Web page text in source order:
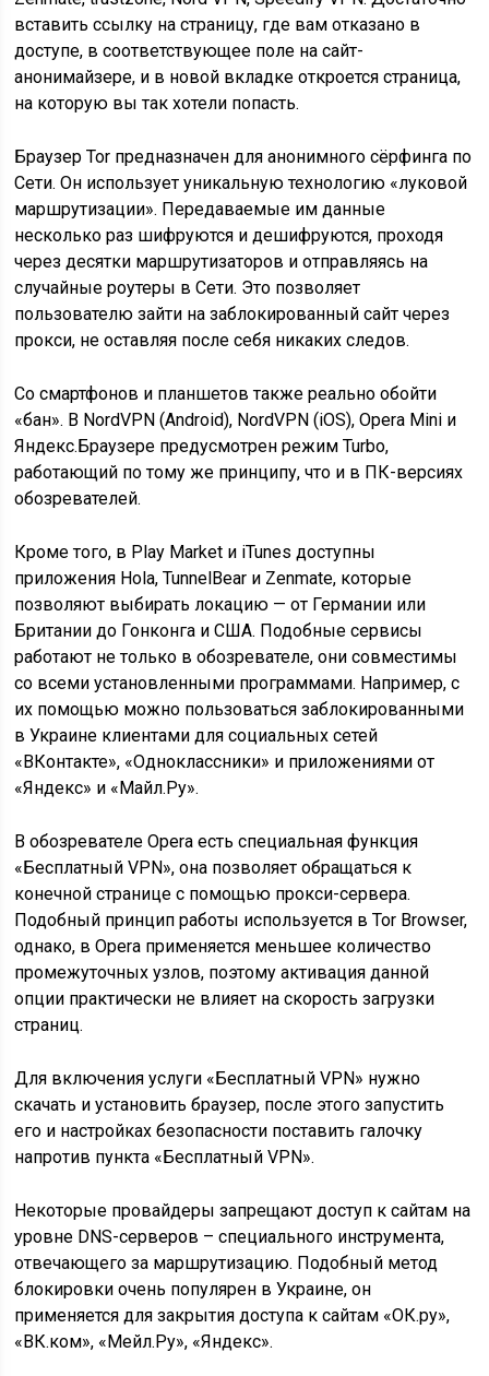
вставить ссылку на страницу, где вам отказано в
доступе, в соответствующее поле на сайт-
анонимайзере, и в новой вкладке откроется страница,
на которую вы так хотели попасть.
Браузер Tor предназначен для анонимного сёрфинга по
Сети. Он использует уникальную технологию «луковой
маршрутизации». Передаваемые им данные
несколько раз шифруются и дешифруются, проходя
через десятки маршрутизаторов и отправляясь на
случайные роутеры в Сети. Это позволяет
пользователю зайти на заблокированный сайт через
прокси, не оставляя после себя никаких следов.
Со смартфонов и планшетов также реально обойти
«бан». В NordVPN (Android), NordVPN (iOS), Opera Mini и
Яндекс.Браузере предусмотрен режим Turbo,
работающий по тому же принципу, что и в ПК-версиях
обозревателей.
Кроме того, в Play Market и iTunes доступны
приложения Hola, TunnelBear и Zenmate, которые
позволяют выбирать локацию — от Германии или
Британии до Гонконга и США. Подобные сервисы
работают не только в обозревателе, они совместимы
со всеми установленными программами. Например, с
их помощью можно пользоваться заблокированными
в Украине клиентами для социальных сетей
«ВКонтакте», «Одноклассники» и приложениями от
«Яндекс» и «Майл.Ру».
В обозревателе Opera есть специальная функция
«Бесплатный VPN», она позволяет обращаться к
конечной странице с помощью прокси-сервера.
Подобный принцип работы используется в Tor Browser,
однако, в Opera применяется меньшее количество
промежуточных узлов, поэтому активация данной
опции практически не влияет на скорость загрузки
страниц.
Для включения услуги «Бесплатный VPN» нужно
скачать и установить браузер, после этого запустить
его и настройках безопасности поставить галочку
напротив пункта «Бесплатный VPN».
Некоторые провайдеры запрещают доступ к сайтам на
уровне DNS-серверов – специального инструмента,
отвечающего за маршрутизацию. Подобный метод
блокировки очень популярен в Украине, он
применяется для закрытия доступа к сайтам «ОК.ру»,
«ВК.ком», «Мейл.Ру», «Яндекс».